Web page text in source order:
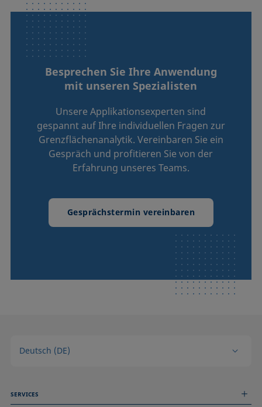
Besprechen Sie Ihre Anwendung
mit unseren Spezialisten
Unsere Applikationsexperten sind
gespannt auf Ihre individuellen Fragen zur
Grenzflächenanalytik. Vereinbaren Sie ein
Gespräch und profitieren Sie von der
Erfahrung unseres Teams.
Gesprächstermin vereinbaren
Deutsch (DE)
SERVICES